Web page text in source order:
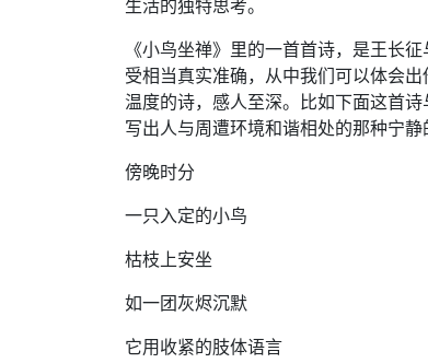
生活的独特思考。
《小鸟坐禅》里的一首首诗，是王长
受相当真实准确，从中我们可以体会
温度的诗，感人至深。比如下面这首
写出人与周遭环境和谐相处的那种宁静
傍晚时分
一只入定的小鸟
枯枝上安坐
如一团灰烬沉默
它用收紧的肢体语言